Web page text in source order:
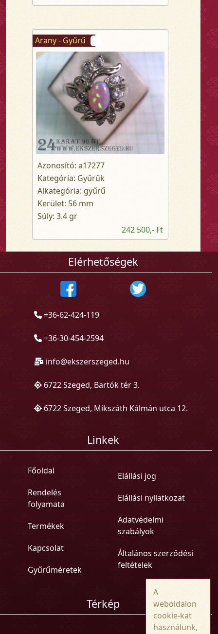
Arany - Gyűrű
Azonosító: a17277
Kategória: Gyűrűk
Alkategória: gyűrű
Kerület: 56 mm
Súly: 3.4 gr
242 500,- Ft
Elérhetőségek
+36-62-424-119
+36-30-454-2594
info@ekszerszeged.hu
6722 Szeged, Bartók tér 3.
6722 Szeged, Mikszáth Kálmán utca 12.
Linkek
Főoldal
Rendelés
folyamata
Termékek
Kapcsolat
Gyűrűméretek
Elállási jog
Elállási nyilatkozat
Adatvédelmi
szabályok
Általános szerződési
feltételek
Térkép
A
weboldalon
cookie-kat
használunk,